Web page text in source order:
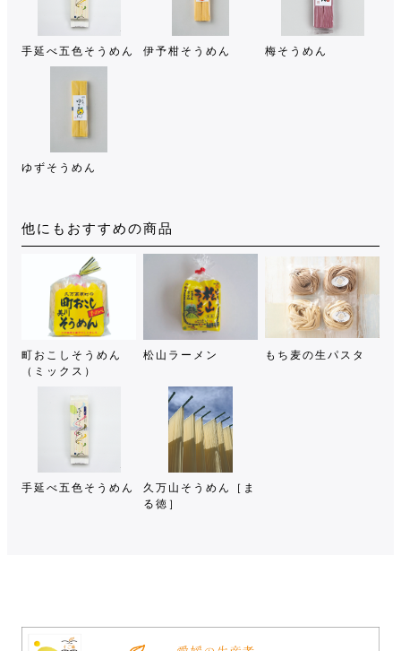
手延べ五色そうめん 伊予柑そうめん 梅そうめん
ゆずそうめん
他にもおすすめの商品
町おこしそうめん
（ミックス）
松山ラーメン もち麦の生パスタ
手延べ五色そうめん
久万山そうめん［ま
る徳］